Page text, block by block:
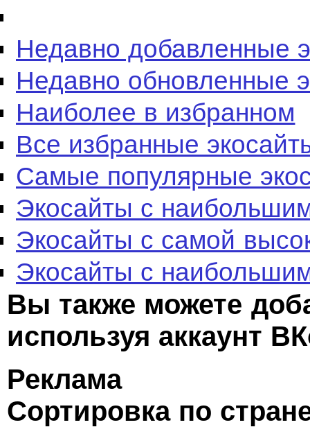
Недавно добавленные
Недавно обновленные
Наиболее в избранном
Все избранные
Самые популярные
Экосайты с
Экосайты с самой
Экосайты с
Вы также можете
используя аккаунт
Реклама
Сортировка по